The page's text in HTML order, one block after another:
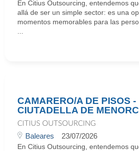
En Citius Outsourcing, entendemos
allá de ser un simple sector: es una
momentos memorables para las
CAMARERO/A DE PISOS -
CIUTADELLA DE
CITIUS OUTSOURCING
Baleares 23/07/2026
En Citius Outsourcing, entendemos